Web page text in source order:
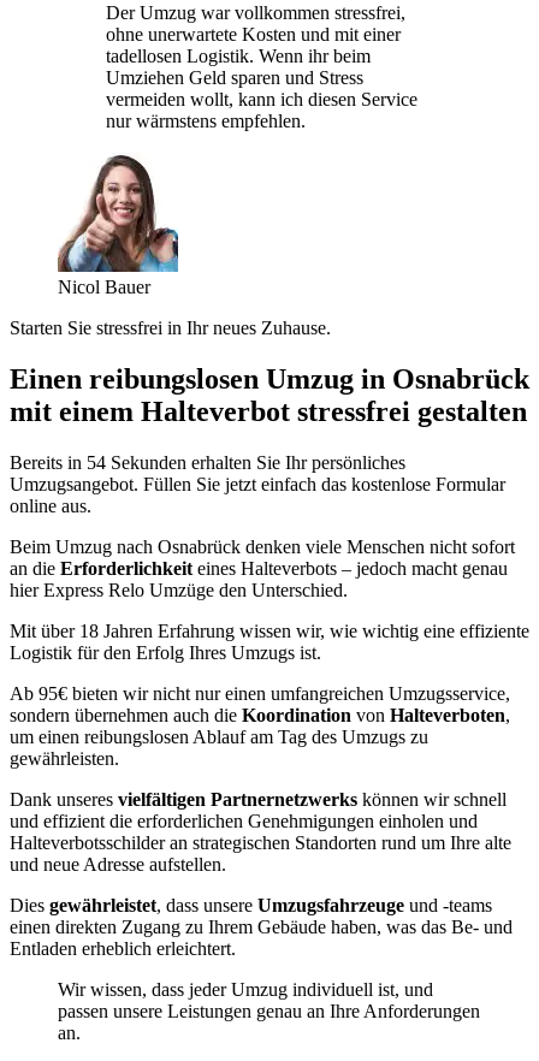
Der Umzug war vollkommen stressfrei,
ohne unerwartete Kosten und mit einer
tadellosen Logistik. Wenn ihr beim
Umziehen Geld sparen und Stress
vermeiden wollt, kann ich diesen Service
nur wärmstens empfehlen.
Nicol Bauer
Starten Sie stressfrei in Ihr neues Zuhause.
Einen reibungslosen Umzug in Osnabrück
mit einem Halteverbot stressfrei gestalten
Bereits in 54 Sekunden erhalten Sie Ihr persönliches
Umzugsangebot. Füllen Sie jetzt einfach das kostenlose Formular
online aus.
Beim Umzug nach Osnabrück denken viele Menschen nicht sofort
an die Erforderlichkeit eines Halteverbots – jedoch macht genau
hier Express Relo Umzüge den Unterschied.
Mit über 18 Jahren Erfahrung wissen wir, wie wichtig eine effiziente
Logistik für den Erfolg Ihres Umzugs ist.
Ab 95€ bieten wir nicht nur einen umfangreichen Umzugsservice,
sondern übernehmen auch die Koordination von Halteverboten,
um einen reibungslosen Ablauf am Tag des Umzugs zu
gewährleisten.
Dank unseres vielfältigen Partnernetzwerks können wir schnell
und effizient die erforderlichen Genehmigungen einholen und
Halteverbotsschilder an strategischen Standorten rund um Ihre alte
und neue Adresse aufstellen.
Dies gewährleistet, dass unsere Umzugsfahrzeuge und -teams
einen direkten Zugang zu Ihrem Gebäude haben, was das Be- und
Entladen erheblich erleichtert.
Wir wissen, dass jeder Umzug individuell ist, und
passen unsere Leistungen genau an Ihre Anforderungen
an.